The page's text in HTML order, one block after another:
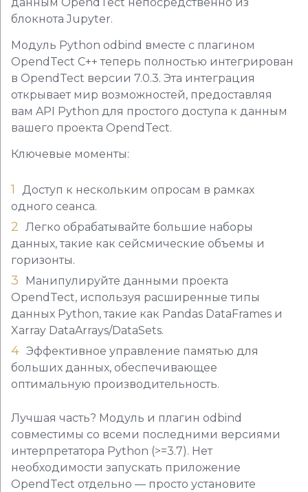
данным OpendTect непосредственно из
блокнота Jupyter.
Модуль Python odbind вместе с плагином
OpendTect C++ теперь полностью интегрирован
в OpendTect версии 7.0.3. Эта интеграция
открывает мир возможностей, предоставляя
вам API Python для простого доступа к данным
вашего проекта OpendTect.
Ключевые моменты:
Доступ к нескольким опросам в рамках
одного сеанса.
Легко обрабатывайте большие наборы
данных, такие как сейсмические объемы и
горизонты.
Манипулируйте данными проекта
OpendTect, используя расширенные типы
данных Python, такие как Pandas DataFrames и
Xarray DataArrays/DataSets.
Эффективное управление памятью для
больших данных, обеспечивающее
оптимальную производительность.
Лучшая часть? Модуль и плагин odbind
совместимы со всеми последними версиями
интерпретатора Python (>=3.7). Нет
необходимости запускать приложение
OpendTect отдельно — просто установите